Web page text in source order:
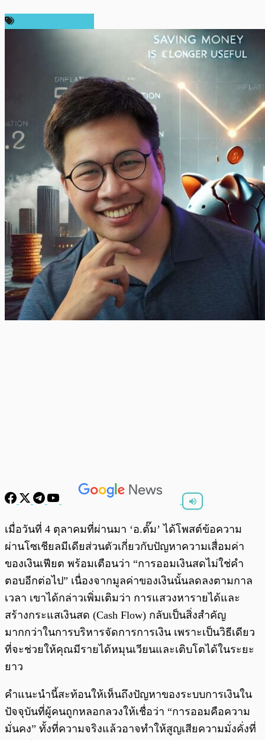
พร้อมเล่น 0:00
เมื่อวันที่ 4 ตุลาคมที่ผ่านมา ‘อ.ตั๊ม’ ได้โพสต์ข้อความ
ผ่านโซเชียลมีเดียส่วนตัวเกี่ยวกับปัญหาความเสื่อมค่า
ของเงินเฟียต พร้อมเตือนว่า “การออมเงินสดไม่ใช่คำ
ตอบอีกต่อไป” เนื่องจากมูลค่าของเงินนั้นลดลงตามกาล
เวลา เขาได้กล่าวเพิ่มเติมว่า การแสวงหารายได้และ
สร้างกระแสเงินสด (Cash Flow) กลับเป็นสิ่งสำคัญ
มากกว่าในการบริหารจัดการการเงิน เพราะเป็นวิธีเดียว
ที่จะช่วยให้คุณมีรายได้หมุนเวียนและเติบโตได้ในระยะ
ยาว
คำแนะนำนี้สะท้อนให้เห็นถึงปัญหาของระบบการเงินใน
ปัจจุบันที่ผู้คนถูกหลอกลวงให้เชื่อว่า “การออมคือความ
มั่นคง” ทั้งที่ความจริงแล้วอาจทำให้สูญเสียความมั่งคั่งที่